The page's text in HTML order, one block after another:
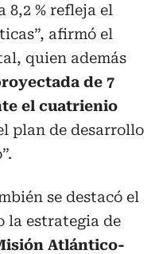
8,2 % refleja el
afirmó el
quien además
de 7
el cuatrienio
plan de desarrollo
se destacó el
la estrategia de
Atlántico-